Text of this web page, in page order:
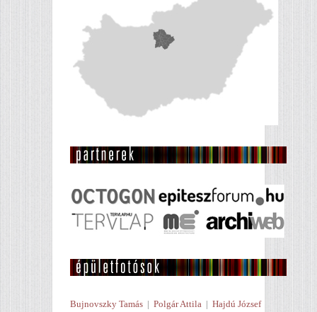
Bujnovszky Tamás | Polgár Attila | Hajdú József